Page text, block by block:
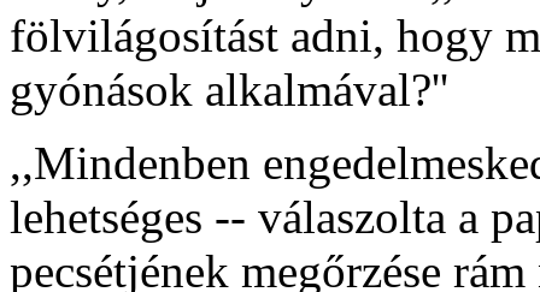
fölvilágosítást adni, hogy
gyónások alkalmával?''
,,Mindenben
lehetséges -- válaszolta a
pecsétjének megőrzése